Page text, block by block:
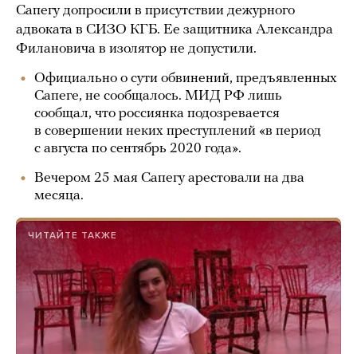
Сапегу допросили в присутствии дежурного
адвоката в СИЗО КГБ. Ее защитника Александра
Филановича в изолятор не допустили.
Официально о сути обвинений, предъявленных
Сапеге, не сообщалось. МИД РФ лишь
сообщал, что россиянка подозревается
в совершении неких преступлений «в период
с августа по сентябрь 2020 года».
Вечером 25 мая Сапегу арестовали на два
месяца.
ЧИТАЙТЕ ТАКЖЕ